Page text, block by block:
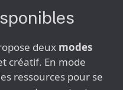
deux modes
créatif. En mode
ressources pour se